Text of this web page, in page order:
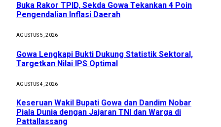
Buka Rakor TPID, Sekda Gowa Tekankan 4 Poin
Pengendalian Inflasi Daerah
AGUSTUS 5, 2026
Gowa Lengkapi Bukti Dukung Statistik Sektoral,
Targetkan Nilai IPS Optimal
AGUSTUS 4, 2026
Keseruan Wakil Bupati Gowa dan Dandim Nobar
Piala Dunia dengan Jajaran TNI dan Warga di
Pattallassang